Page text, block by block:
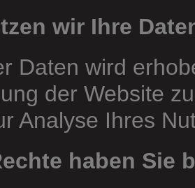
wir Ihre
Daten wird
der Website
Analyse Ihres
haben Sie